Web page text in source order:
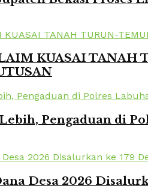
KUASAI TANAH
Pengaduan di
Desa 2026